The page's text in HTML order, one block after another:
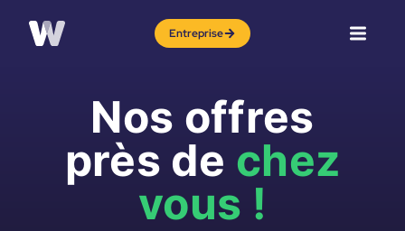
Entreprise
Nos offres
près de chez
vous !